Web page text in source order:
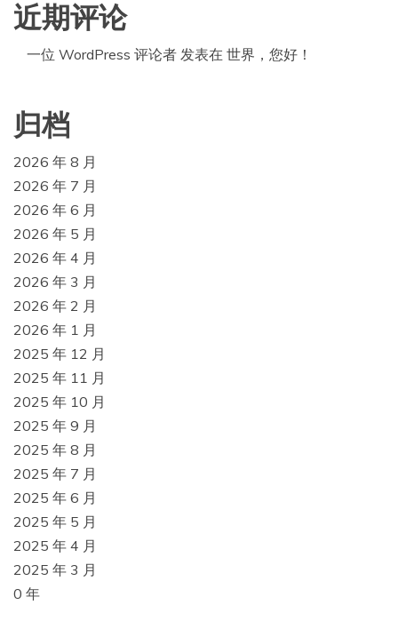
近期评论
一位 WordPress 评论者 发表在 世界，您好！
归档
2026 年 8 月
2026 年 7 月
2026 年 6 月
2026 年 5 月
2026 年 4 月
2026 年 3 月
2026 年 2 月
2026 年 1 月
2025 年 12 月
2025 年 11 月
2025 年 10 月
2025 年 9 月
2025 年 8 月
2025 年 7 月
2025 年 6 月
2025 年 5 月
2025 年 4 月
2025 年 3 月
0 年